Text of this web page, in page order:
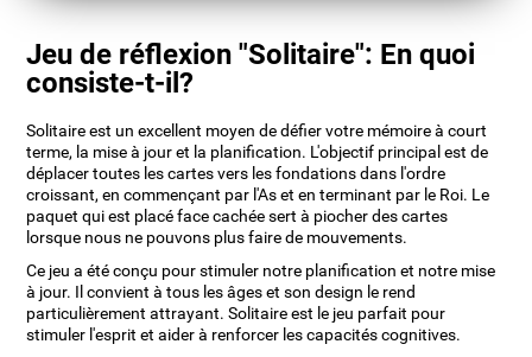
Jeu de réflexion "Solitaire": En quoi
consiste-t-il?
Solitaire est un excellent moyen de défier votre mémoire à court
terme, la mise à jour et la planification. L'objectif principal est de
déplacer toutes les cartes vers les fondations dans l'ordre
croissant, en commençant par l'As et en terminant par le Roi. Le
paquet qui est placé face cachée sert à piocher des cartes
lorsque nous ne pouvons plus faire de mouvements.
Ce jeu a été conçu pour stimuler notre planification et notre mise
à jour. Il convient à tous les âges et son design le rend
particulièrement attrayant. Solitaire est le jeu parfait pour
stimuler l'esprit et aider à renforcer les capacités cognitives.